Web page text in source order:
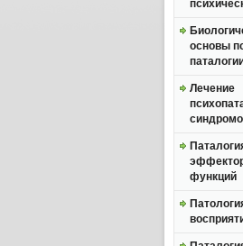
основы
Лечение
функций